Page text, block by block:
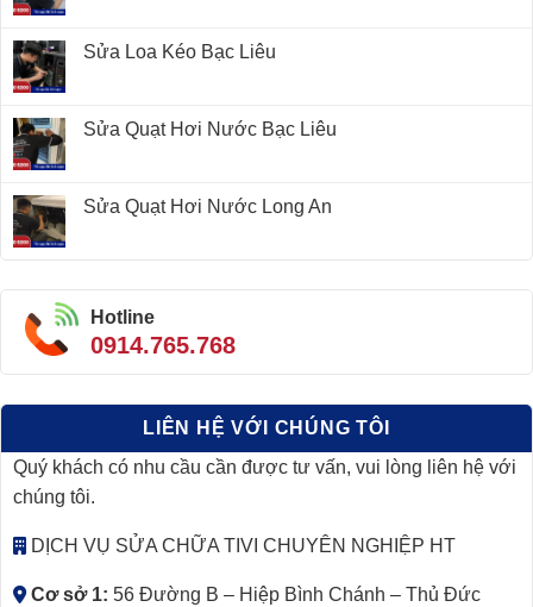
Sửa Loa Kéo Bạc Liêu
Sửa Quạt Hơi Nước Bạc Liêu
Sửa Quạt Hơi Nước Long An
Hotline
0914.765.768
LIÊN HỆ VỚI CHÚNG TÔI
Quý khách có nhu cầu cần được tư vấn, vui lòng liên hệ với
chúng tôi.
DỊCH VỤ SỬA CHỮA TIVI CHUYÊN NGHIỆP HT
Cơ sở 1: 56 Đường B – Hiệp Bình Chánh – Thủ Đức